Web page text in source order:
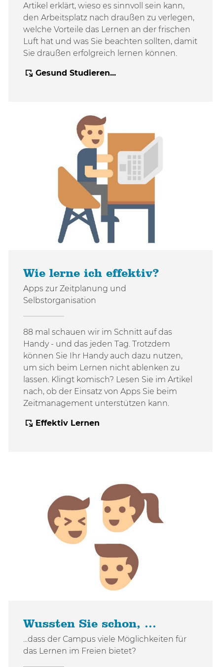
Artikel erklärt, wieso es sinnvoll sein kann,
den Arbeitsplatz nach draußen zu verlegen,
welche Vorteile das Lernen an der frischen
Luft hat und was Sie beachten sollten, damit
Sie draußen erfolgreich lernen können.
Gesund Studieren...
Wie lerne ich effektiv?
Apps zur Zeitplanung und
Selbstorganisation
88 mal schauen wir im Schnitt auf das
Handy - und das jeden Tag. Trotzdem
können Sie Ihr Handy auch dazu nutzen,
um sich beim Lernen nicht ablenken zu
lassen. Klingt komisch? Lesen Sie im Artikel
nach, ob der Einsatz von Apps Sie beim
Zeitmanagement unterstützen kann.
Effektiv Lernen
Wussten Sie schon, ...
...dass der Campus viele Möglichkeiten für
das Lernen im Freien bietet?